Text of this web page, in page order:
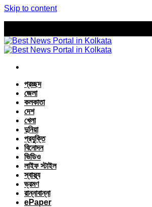
Skip to content
প্রচ্ছদ
জেলা
কলকাতা
দেশ
খেলা
দুনিয়া
প্রযুক্তি
বিনোদন
ভিডিও
লাইফ স্টাইল
স্বাস্থ্য
ভ্রমণ
রান্নাবান্না
ePaper